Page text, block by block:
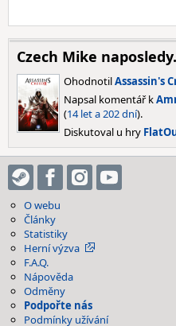
Czech Mike
OhodnotilAssassin's
Napsal komentář k
(14 let a 202 dní).
Diskutoval u hry
O webu
Články
Statistiky
Herní výzva
F.A.Q.
Nápověda
Odměny
Podpořte nás
Podmínky užívání